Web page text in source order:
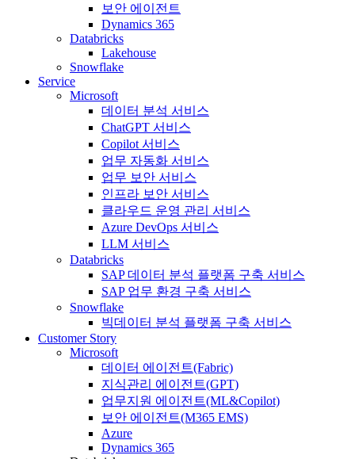
보안 에이전트
Dynamics 365
Databricks
Lakehouse
Snowflake
Service
Microsoft
데이터 분석 서비스
ChatGPT 서비스
Copilot 서비스
업무 자동화 서비스
업무 보안 서비스
인프라 보안 서비스
클라우드 운영 관리 서비스
Azure DevOps 서비스
LLM 서비스
Databricks
SAP 데이터 분석 플랫폼 구축 서비스
SAP 업무 환경 구축 서비스
Snowflake
빅데이터 분석 플랫폼 구축 서비스
Customer Story
Microsoft
데이터 에이전트(Fabric)
지식관리 에이전트(GPT)
업무지원 에이전트(ML&Copilot)
보안 에이전트(M365 EMS)
Azure
Dynamics 365